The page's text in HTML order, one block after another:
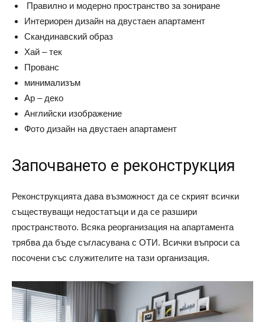
Правилно и модерно пространство за зониране
Интериорен дизайн на двустаен апартамент
Скандинавский образ
Хай – тек
Прованс
минимализъм
Ар – деко
Английски изображение
Фото дизайн на двустаен апартамент
Започването е реконструкция
Реконструкцията дава възможност да се скрият всички
съществуващи недостатъци и да се разшири
пространството. Всяка реорганизация на апартамента
трябва да бъде съгласувана с ОТИ. Всички въпроси са
посочени със служителите на тази организация.